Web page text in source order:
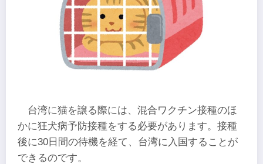
台湾に猫を譲る際には、混合ワクチン接種のほ
かに狂犬病予防接種をする必要があります。接種
後に30日間の待機を経て、台湾に入国することが
できるのです。